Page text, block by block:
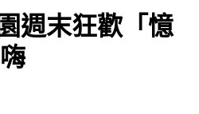
週末狂歡「憶